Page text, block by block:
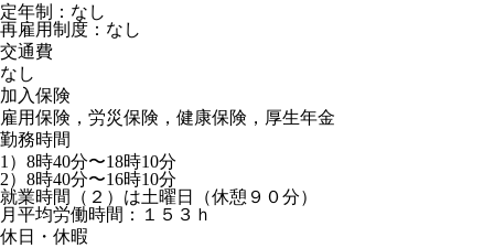
定年制：なし
再雇用制度：なし
交通費
なし
加入保険
雇用保険，労災保険，健康保険，厚生年金
勤務時間
1）8時40分〜18時10分
2）8時40分〜16時10分
就業時間（２）は土曜日（休憩９０分）
月平均労働時間：１５３ｈ
休日・休暇